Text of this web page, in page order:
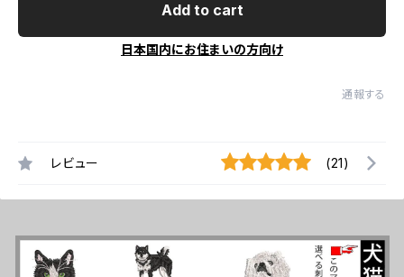
Add to cart
日本国内にお住まいの方向け
通報する
レビュー (21)